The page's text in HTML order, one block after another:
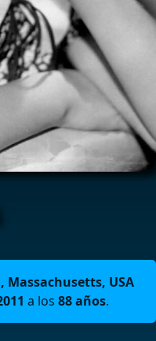
Massachusetts, USA
a los 88 años.